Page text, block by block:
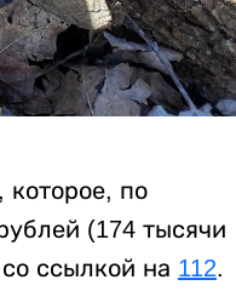
по
(174 тысячи
со ссылкой на 112.